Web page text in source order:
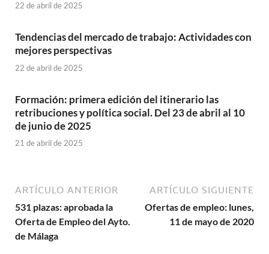
22 de abril de 2025
Tendencias del mercado de trabajo: Actividades con
mejores perspectivas
22 de abril de 2025
Formación: primera edición del itinerario las
retribuciones y política social. Del 23 de abril al 10
de junio de 2025
21 de abril de 2025
ARTÍCULO ANTERIOR
531 plazas: aprobada la
Oferta de Empleo del Ayto.
de Málaga
ARTÍCULO SIGUIENTE
Ofertas de empleo: lunes,
11 de mayo de 2020